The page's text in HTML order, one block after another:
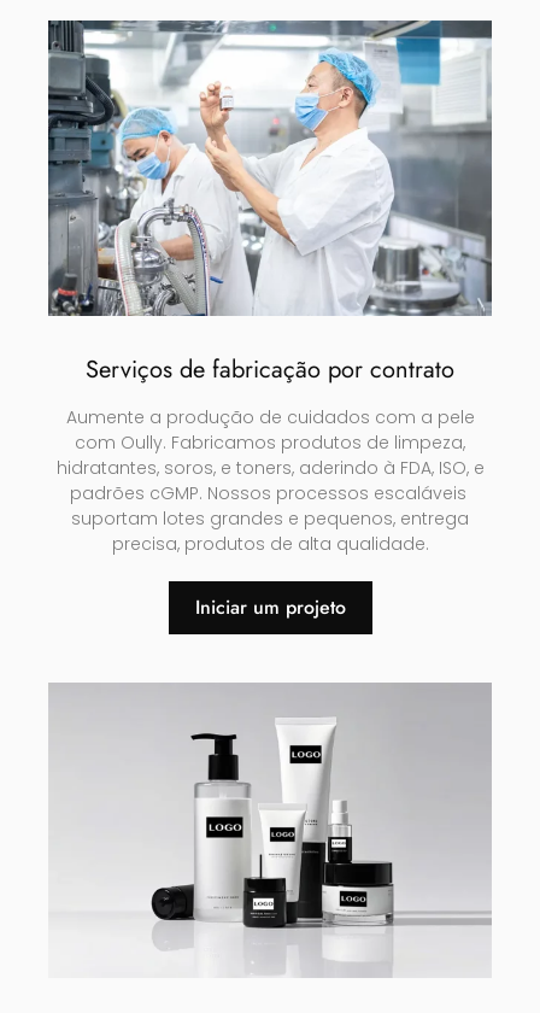
Serviços de fabricação por contrato
Aumente a produção de cuidados com a pele
com Oully. Fabricamos produtos de limpeza,
hidratantes, soros, e toners, aderindo à FDA, ISO, e
padrões cGMP. Nossos processos escaláveis ​​
suportam lotes grandes e pequenos, entrega
precisa, produtos de alta qualidade.
Iniciar um projeto